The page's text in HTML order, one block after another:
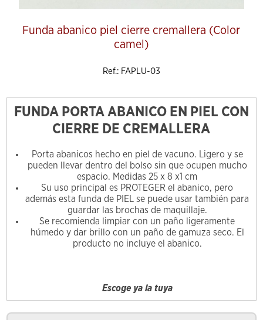
Funda abanico piel cierre cremallera (Color
camel)
Ref.: FAPLU-03
FUNDA PORTA ABANICO EN PIEL CON
CIERRE DE CREMALLERA
Porta abanicos hecho en piel de vacuno. Ligero y se
pueden llevar dentro del bolso sin que ocupen mucho
espacio. Medidas 25 x 8 x1 cm
Su uso principal es PROTEGER el abanico, pero
además esta funda de PIEL se puede usar también para
guardar las brochas de maquillaje.
Se recomienda limpiar con un paño ligeramente
húmedo y dar brillo con un paño de gamuza seco. El
producto no incluye el abanico.
Escoge ya la tuya